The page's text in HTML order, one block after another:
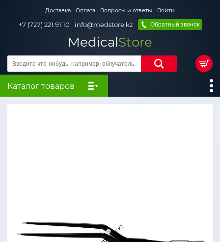
Доставка Оплата Вопросы и ответы Войти
+7 (727) 221 91 10 info@medstore.kz Обратный звонок
MedicalStore
Каталог товаров